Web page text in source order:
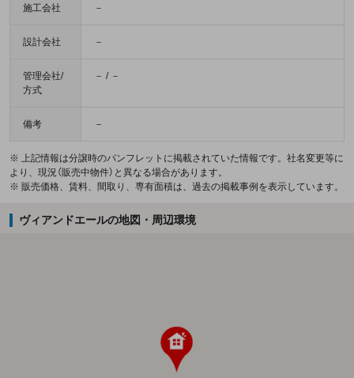
施工会社 －
設計会社 －
管理会社/
方式
－ / －
備考 －
※ 上記情報は分譲時のパンフレットに掲載されていた情報です。社名変更等に
より、現況（販売中物件）と異なる場合があります。
※ 販売価格、賃料、間取り、専有面積は、過去の掲載事例を表示しています。
ヴィアンドエールの地図・周辺環境